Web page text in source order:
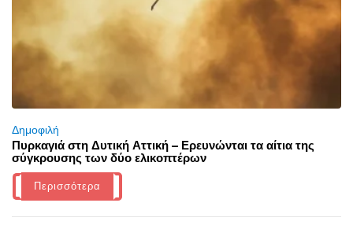
Δημοφιλή
Πυρκαγιά στη Δυτική Αττική – Ερευνώνται τα αίτια της
σύγκρουσης των δύο ελικοπτέρων
Περισσότερα